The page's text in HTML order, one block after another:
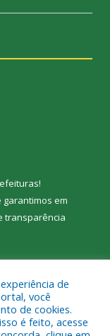
!
garantimos em
transparência
de
você
de cookies.
é feito, acesse